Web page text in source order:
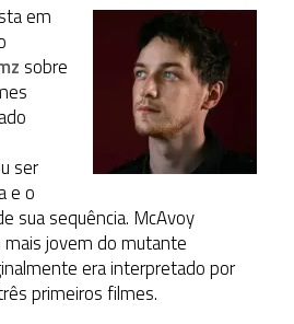
em
sobre
ser
e o
sua sequência. McAvoy
jovem do mutante
era interpretado por
primeiros filmes.